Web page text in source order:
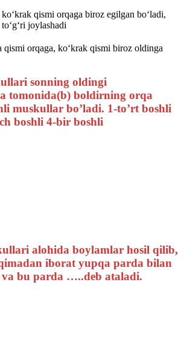
qismi orqaga biroz egilgan bo‘ladi,
joylashadi
qismi orqaga, ko‘krak qismi biroz oldinga
sonning oldingi
tomonida(b) boldirning orqa
muskullar bo’ladi. 1-to’rt boshli
boshli 4-bir boshli
alohida boylamlar hosil qilib,
iborat yupqa parda bilan
va bu parda …..deb ataladi.